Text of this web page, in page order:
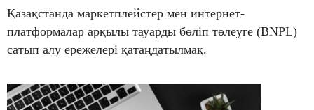
Қазақстанда маркетплейстер мен интернет-
платформалар арқылы тауарды бөліп төлеуге (BNPL)
сатып алу ережелері қатаңдатылмақ.